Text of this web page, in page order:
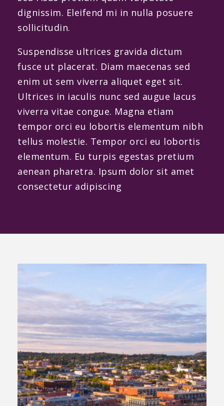
dignissim. Eleifend mi in nulla posuere
sollicitudin.
Suspendisse ultrices gravida dictum
fusce ut placerat. Diam maecenas sed
enim ut sem viverra aliquet eget sit.
Ultrices in iaculis nunc sed augue lacus
viverra vitae congue. Magna etiam
tempor orci eu lobortis elementum nibh
tellus molestie. Tempor orci eu lobortis
elementum. Eu turpis egestas pretium
aenean pharetra. Ipsum dolor sit amet
consectetur adipiscing